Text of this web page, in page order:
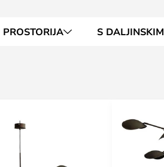
PROSTORIJA S DALJINSKIM